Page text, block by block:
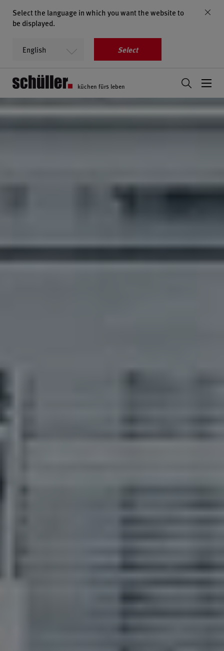
Select the language in which you want the website to
be displayed.
Select
küchen fürs leben